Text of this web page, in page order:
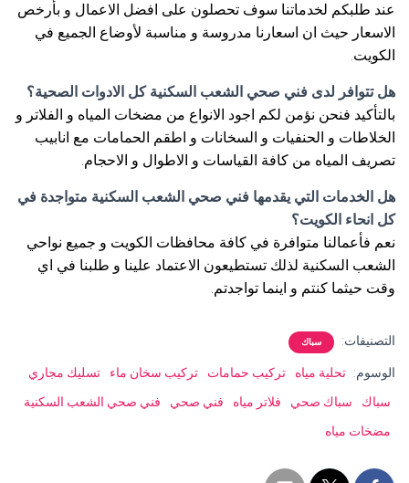
عند طلبكم لخدماتنا سوف تحصلون على افضل الاعمال و بأرخص
الاسعار حيث ان اسعارنا مدروسة و مناسبة لأوضاع الجميع في
الكويت.
هل تتوافر لدى فني صحي الشعب السكنية كل الادوات الصحية؟
بالتأكيد فنحن نؤمن لكم اجود الانواع من مضخات المياه و الفلاتر و
الخلاطات و الحنفيات و السخانات و اطقم الحمامات مع انابيب
تصريف المياه من كافة القياسات و الاطوال و الاحجام.
هل الخدمات التي يقدمها فني صحي الشعب السكنية متواجدة في
كل انحاء الكويت؟
نعم فأعمالنا متوافرة في كافة محافظات الكويت و جميع نواحي
الشعب السكنية لذلك تستطيعون الاعتماد علينا و طلبنا في اي
وقت حيثما كنتم و اينما تواجدتم.
التصنيفات: سباك
الوسوم: تحلية مياه تركيب حمامات تركيب سخان ماء
تسليك مجاري
سباك
سباك صحي فلاتر مياه فني صحي
فني صحي الشعب السكنية
مضخات مياه